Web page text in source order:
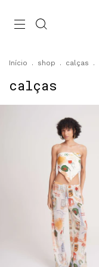
Início . shop . calças .
calças